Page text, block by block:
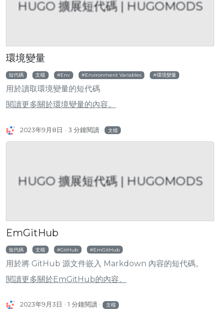
HUGO 擴展短代碼 | HUGOMODS
環境變量
短代碼 文檔 Env Environment Variables 環境變量
用於讀取環境變量的短代碼
閱讀更多關於環境變量的內容。
2023年9月8日 3 分鐘閱讀 文檔
HUGO 擴展短代碼 | HUGOMODS
EmGitHub
短代碼 文檔 GitHub EmGitHub
用於將 GitHub 源文件嵌入 Markdown 內容的短代碼。
閱讀更多關於EmGitHub的內容。
2023年9月3日 1 分鐘閱讀 文檔